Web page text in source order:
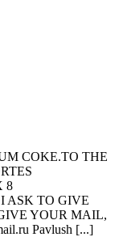
COKE.TO THE
8
ASK TO GIVE
YOUR MAIL,
Pavlush [...]